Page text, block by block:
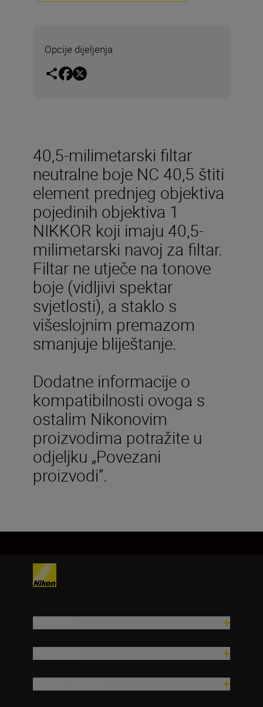
Opcije dijeljenja
40,5-milimetarski filtar
neutralne boje NC 40,5 štiti
element prednjeg objektiva
pojedinih objektiva 1
NIKKOR koji imaju 40,5-
milimetarski navoj za filtar.
Filtar ne utječe na tonove
boje (vidljivi spektar
svjetlosti), a staklo s
višeslojnim premazom
smanjuje bliještanje.
Dodatne informacije o
kompatibilnosti ovoga s
ostalim Nikonovim
proizvodima potražite u
odjeljku „Povezani
proizvodi”.